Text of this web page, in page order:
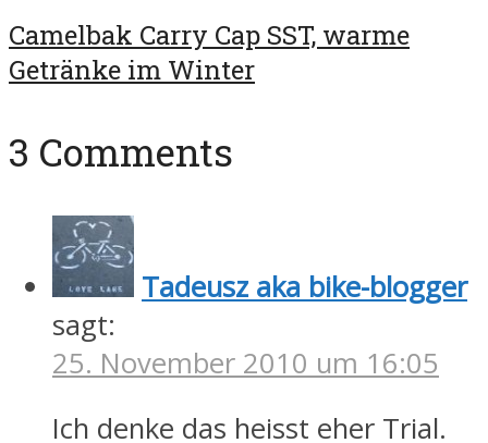
Camelbak Carry Cap SST, warme
Getränke im Winter
3 Comments
Tadeusz aka bike-blogger
sagt:
25. November 2010 um 16:05
Ich denke das heisst eher Trial.